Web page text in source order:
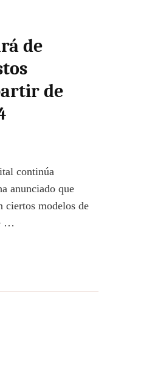
de
de
continúa
anunciado que
ciertos modelos de
…